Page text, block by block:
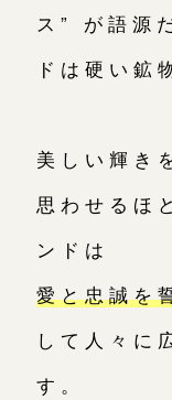
ス” が語源
ドは硬い鉱
美しい輝き
思わせるほ
ンドは
愛と忠誠を
して人々に
す。